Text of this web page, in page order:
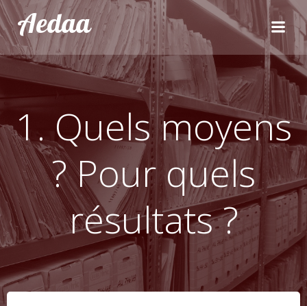
Aller
au
contenu
Aedaa
1. Quels moyens
? Pour quels
résultats ?